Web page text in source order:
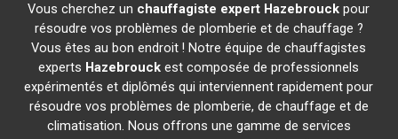
Vous cherchez un chauffagiste expert Hazebrouck pour
résoudre vos problèmes de plomberie et de chauffage ?
Vous êtes au bon endroit ! Notre équipe de chauffagistes
experts Hazebrouck est composée de professionnels
expérimentés et diplômés qui interviennent rapidement pour
résoudre vos problèmes de plomberie, de chauffage et de
climatisation. Nous offrons une gamme de services